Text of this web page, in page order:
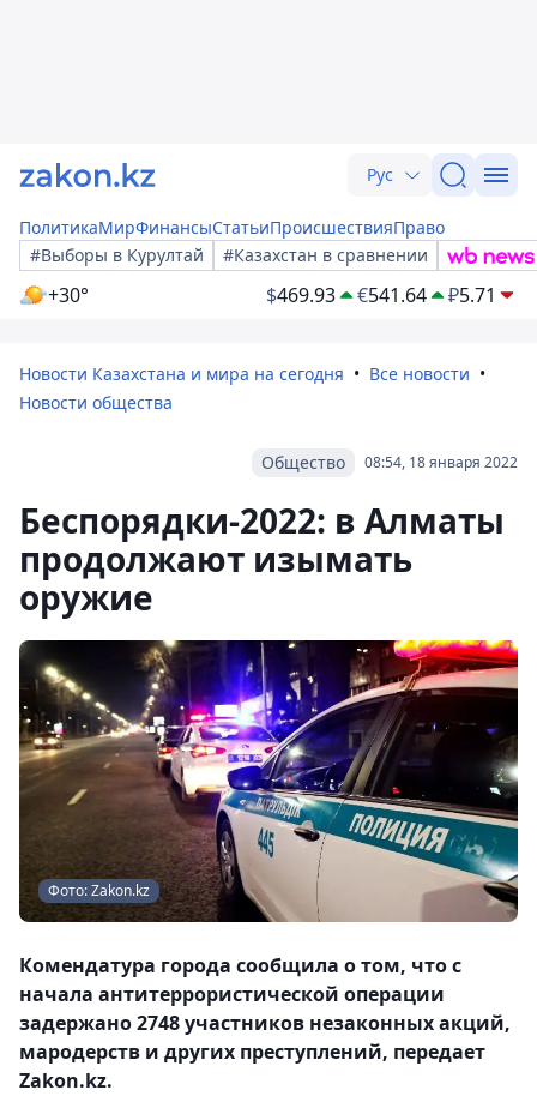
Рус
ПолитикаМирФинансыСтатьиПроисшествияПраво
#Выборы в Курултай
#Казахстан в сравнении
+30° $469.93 €541.64 ₽5.71
Новости Казахстана и мира на сегодня
Все новости
Новости общества
08:54, 18 января 2022
Общество
Беспорядки-2022: в Алматы
продолжают изымать
оружие
Фото: Zakon.kz
Комендатура города сообщила о том, что с
начала антитеррористической операции
задержано 2748 участников незаконных акций,
мародерств и других преступлений, передает
Zakon.kz.